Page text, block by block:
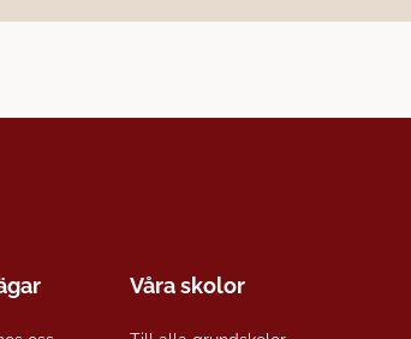
Våra skolor